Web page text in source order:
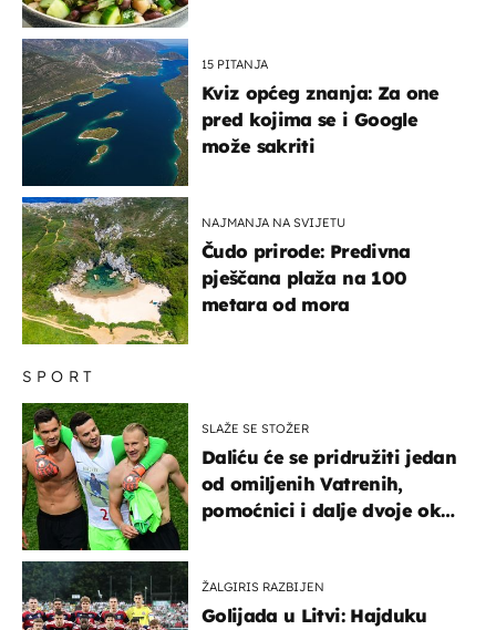
SPORT
SLAŽE SE STOŽER
Daliću će se pridružiti jedan
od omiljenih Vatrenih,
pomoćnici i dalje dvoje oko
ŽALGIRIS RAZBIJEN
Golijada u Litvi: Hajduku
15 PITANJA
Kviz općeg znanja: Za one
pred kojima se i Google
može sakriti
NAJMANJA NA SVIJETU
Čudo prirode: Predivna
pješčana plaža na 100
metara od mora